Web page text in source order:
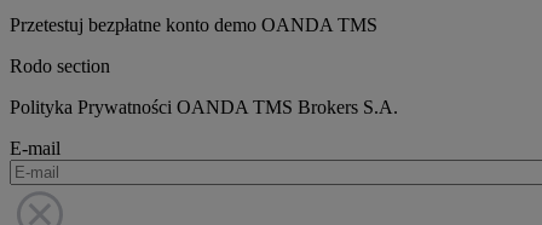
Przetestuj bezpłatne konto demo OANDA TMS
Rodo section
Polityka Prywatności OANDA TMS Brokers S.A.
E-mail